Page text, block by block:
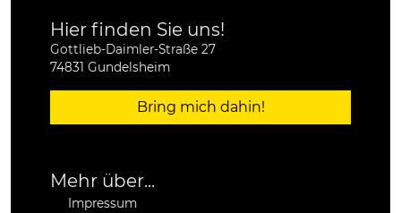
Hier finden Sie uns!
Gottlieb-Daimler-Straße 27
74831 Gundelsheim
Bring mich dahin!
Mehr über...
Impressum